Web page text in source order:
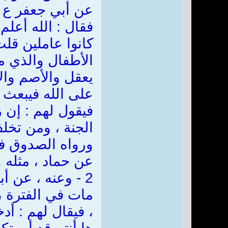
عن أبي جعفر
فقال : الله
كانوا عاملين
الأطفال
يعقل والأصم
على الله فيبعث
فيقول لهم : إن
الجنة ، ومن
ورواه الصدوق
عن حماد ، مثله
2 - وعنه ، عن
مات في الفترة
، فيقال لهم :